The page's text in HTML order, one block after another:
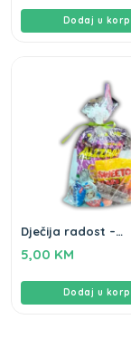
Dodaj u
Dječija radost –
5,00 KM
Dodaj u